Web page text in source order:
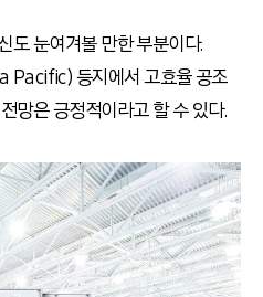
도 눈여겨볼 만한 부분이다.
Pacific) 등지에서 고효율 공조
망은 긍정적이라고 할 수 있다.